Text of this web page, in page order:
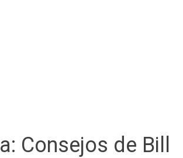
Consejos de Bill